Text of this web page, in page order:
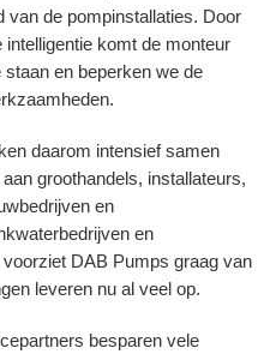
van de pompinstallaties. Door
komt de monteur
en beperken we de
daarom intensief samen
groothandels, installateurs,
en
en
DAB Pumps graag van
leveren nu al veel op.
besparen vele